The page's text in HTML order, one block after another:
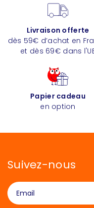
Livraison offerte
dès 59€ d’achat en
et dès 69€ dans
Papier cadeau
en option
Suivez-nous